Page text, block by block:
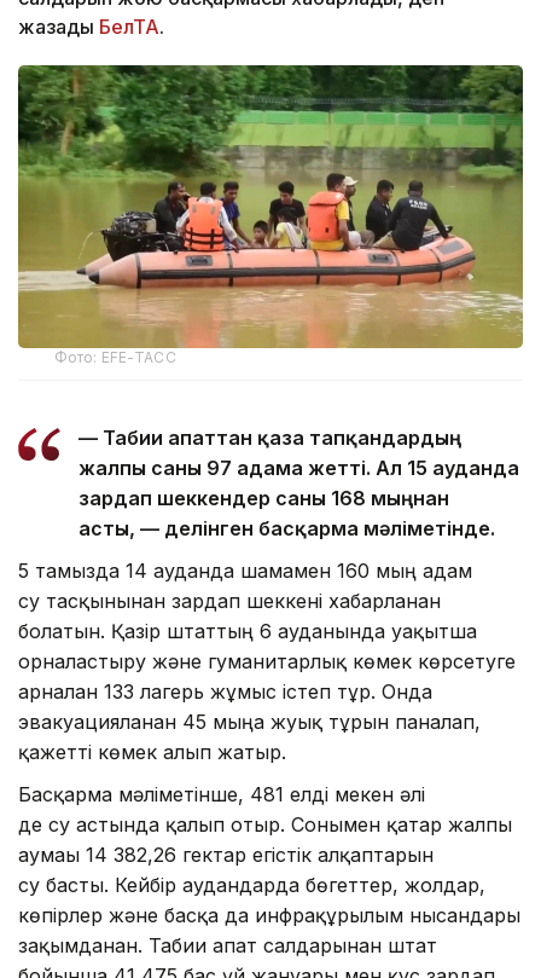
жазады БелТА.
Фото: EFE-ТАСС
— Табиғи апаттан қаза тапқандардың
жалпы саны 97 адамға жетті. Ал 15 ауданда
зардап шеккендер саны 168 мыңнан
асты, — делінген басқарма мәліметінде.
5 тамызда 14 ауданда шамамен 160 мың адам
су тасқынынан зардап шеккені хабарланған
болатын. Қазір штаттың 6 ауданында уақытша
орналастыру және гуманитарлық көмек көрсетуге
арналған 133 лагерь жұмыс істеп тұр. Онда
эвакуацияланған 45 мыңға жуық тұрғын паналап,
қажетті көмек алып жатыр.
Басқарма мәліметінше, 481 елді мекен әлі
де су астында қалып отыр. Сонымен қатар жалпы
аумағы 14 382,26 гектар егістік алқаптарын
су басты. Кейбір аудандарда бөгеттер, жолдар,
көпірлер және басқа да инфрақұрылым нысандары
зақымданған. Табиғи апат салдарынан штат